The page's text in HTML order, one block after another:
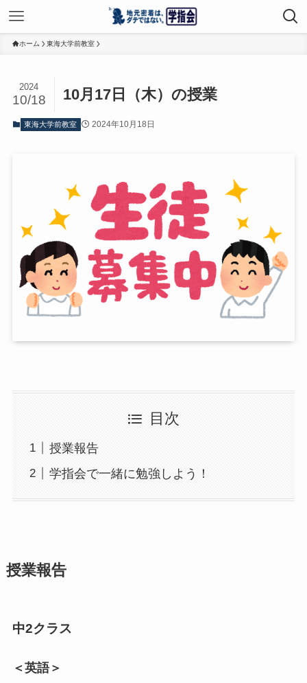
ホーム 東海大学前教室
10月17日（木）の授業
2024
10/18
東海大学前教室 2024年10月18日
目次
授業報告
学指会で一緒に勉強しよう！
授業報告
中2クラス
＜英語＞